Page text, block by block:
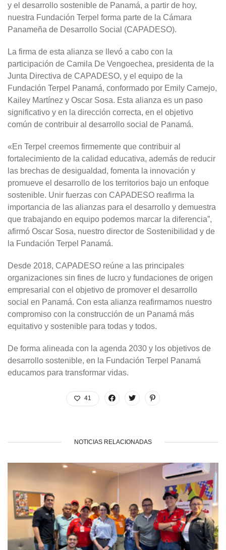
y el desarrollo sostenible de Panamá, a partir de hoy,
nuestra Fundación Terpel forma parte de la Cámara
Panameña de Desarrollo Social (CAPADESO).
La firma de esta alianza se llevó a cabo con la
participación de Camila De Vengoechea, presidenta de la
Junta Directiva de CAPADESO, y el equipo de la
Fundación Terpel Panamá, conformado por Emily Camejo,
Kailey Martínez y Oscar Sosa. Esta alianza es un paso
significativo y en la dirección correcta, en el objetivo
común de contribuir al desarrollo social de Panamá.
«En Terpel creemos firmemente que contribuir al
fortalecimiento de la calidad educativa, además de reducir
las brechas de desigualdad, fomenta la innovación y
promueve el desarrollo de los territorios bajo un enfoque
sostenible. Unir fuerzas con CAPADESO reafirma la
importancia de las alianzas para el desarrollo y demuestra
que trabajando en equipo podemos marcar la diferencia”,
afirmó Oscar Sosa, nuestro director de Sostenibilidad y de
la Fundación Terpel Panamá.
Desde 2018, CAPADESO reúne a las principales
organizaciones sin fines de lucro y fundaciones de origen
empresarial con el objetivo de promover el desarrollo
social en Panamá. Con esta alianza reafirmamos nuestro
compromiso con la construcción de un Panamá más
equitativo y sostenible para todas y todos.
De forma alineada con la agenda 2030 y los objetivos de
desarrollo sostenible, en la Fundación Terpel Panamá
educamos para transformar vidas.
41
NOTICIAS RELACIONADAS